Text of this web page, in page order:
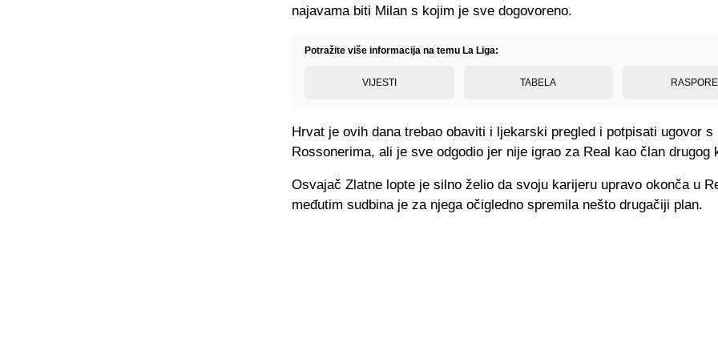
najavama biti Milan s kojim je sve dogovoreno.
Potražite više informacija na temu La Liga:
VIJESTI TABELA
Hrvat je ovih dana trebao obaviti i ljekarski pregled i potpisati ugovor s
Rossonerima, ali je sve odgodio jer nije igrao za Real kao član drugog
Osvajač Zlatne lopte je silno želio da svoju karijeru upravo okonča u
međutim sudbina je za njega očigledno spremila nešto drugačiji plan.